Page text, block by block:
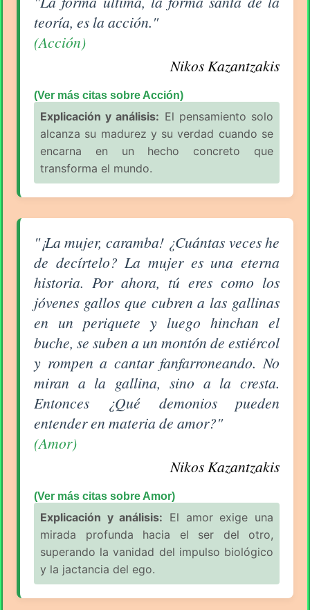
teoría, es la acción."
(Acción)
Nikos Kazantzakis
(Ver más citas sobre Acción)
Explicación y análisis: El pensamiento solo
alcanza su madurez y su verdad cuando se
encarna en un hecho concreto que
transforma el mundo.
Aforismo sobre Amor de Nikos Kazantzakis
"¡La mujer, caramba! ¿Cuántas veces he
de decírtelo? La mujer es una eterna
historia. Por ahora, tú eres como los
jóvenes gallos que cubren a las gallinas
en un periquete y luego hinchan el
buche, se suben a un montón de estiércol
y rompen a cantar fanfarroneando. No
miran a la gallina, sino a la cresta.
Entonces ¿Qué demonios pueden
entender en materia de amor?"
(Amor)
Nikos Kazantzakis
(Ver más citas sobre Amor)
Explicación y análisis: El amor exige una
mirada profunda hacia el ser del otro,
superando la vanidad del impulso biológico
y la jactancia del ego.